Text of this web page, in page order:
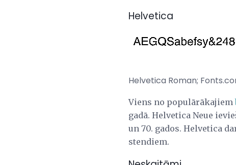
Helvetica
Helvetica Roman;
Viens no populārākajiem
gadā. Helvetica Neue
un 70. gados. Helvetica
stendiem.